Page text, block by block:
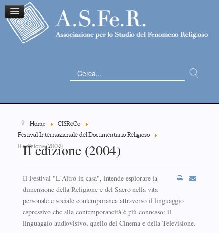
Cerca...
Home
CISReCo
Festival Internazionale del Documentario Religioso
II edizione (2004)
II edizione (2004)
Il Festival "L'Altro in casa", intende esplorare la
dimensione della Religione e del Sacro nella vita
personale e sociale contemporanea attraverso il linguaggio
espressivo che alla contemporaneità è più connesso: il
linguaggio audiovisivo, quello del Cinema e della Televisione.